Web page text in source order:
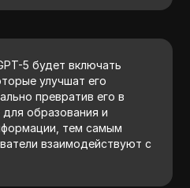
5 будет включать
улучшат его
превратив его в
образования и
тем самым
взаимодействуют с